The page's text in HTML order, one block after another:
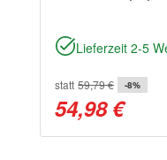
Lieferzeit 2-5
statt 59,79 € -8%
54,98 €